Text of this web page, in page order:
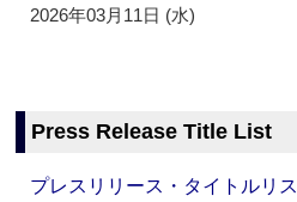
2026年03月11日 (水)
Press Release Title List
プレスリリース・タイトルリ